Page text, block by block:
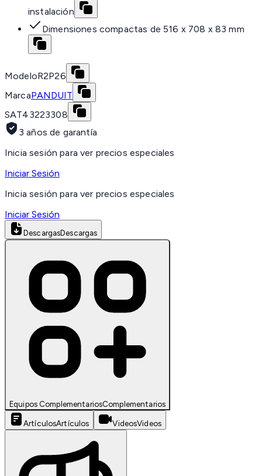
instalación
Dimensiones compactas de 516 x 708 x 83 mm
ModeloR2P26
MarcaPANDUIT
SAT43223308
3 años de garantía
Inicia sesión para ver precios especiales
Iniciar Sesión
Inicia sesión para ver precios especiales
Iniciar Sesión
DescargasDescargas
Equipos ComplementariosComplementarios
ArtículosArtículos VideosVideos